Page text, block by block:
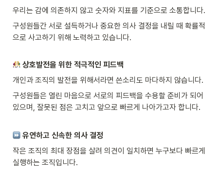
구성원들간 서로 설득하거나 중요한 의사 결정을 내릴 때 확률적
으로 사고하기 위해 노력하고 있습니다.
상호발전을 위한 적극적인 피드백
개인과 조직의 발전을 위해서라면 쓴소리도 마다하지 않습니다.
구성원들은 열린 마음으로 서로의 피드백을 수용할 준비가 되어
있으며, 잘못된 점은 고치고 앞으로 빠르게 나아가고자 합니다.
유연하고 신속한 의사 결정
작은 조직의 최대 장점을 살려 의견이 일치하면 누구보다 빠르게
실행하는 조직입니다.